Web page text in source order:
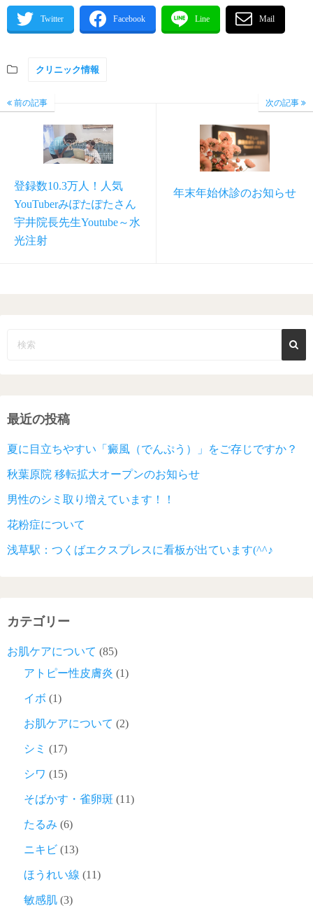
クリニック情報
前の記事
登録数10.3万人！人気
YouTuberみぽたぽたさん
宇井院長先生Youtube～水
光注射
次の記事
年末年始休診のお知らせ
最近の投稿
夏に目立ちやすい「癜風（でんぷう）」をご存じですか？
秋葉原院 移転拡大オープンのお知らせ
男性のシミ取り増えています！！
花粉症について
浅草駅：つくばエクスプレスに看板が出ています(^^♪
カテゴリー
お肌ケアについて (85)
アトピー性皮膚炎 (1)
イボ (1)
お肌ケアについて (2)
シミ (17)
シワ (15)
そばかす・雀卵斑 (11)
たるみ (6)
ニキビ (13)
ほうれい線 (11)
敏感肌 (3)